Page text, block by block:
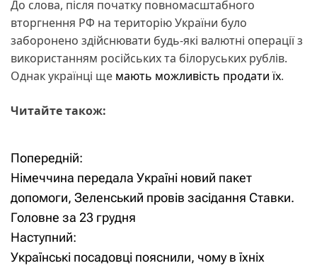
До слова, після початку повномасштабного
вторгнення РФ на територію України було
заборонено здійснювати будь-які валютні операції з
використанням російських та білоруських рублів.
Однак українці ще мають можливість продати їх.
Читайте також:
Н
а
в
і
Попередній:
Німеччина передала Україні новий пакет
допомоги, Зеленський провів засідання Ставки.
Головне за 23 грудня
Наступний:
Українські посадовці пояснили, чому в їхніх